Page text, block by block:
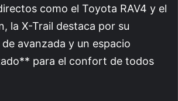
como el Toyota RAV4 y el
la X-Trail destaca por su
avanzada y un espacio
para el confort de todos